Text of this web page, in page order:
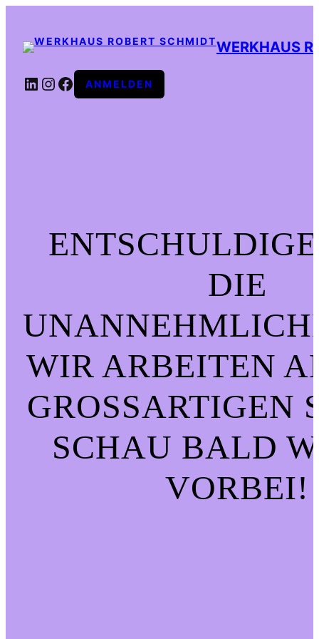
WERKHAUS
LINKEDIN
INSTAGRAM
FACEBOOK
ANMELDEN
DIE
WIR ARBEITEN
GROSSARTIGEN
CHAU BALD
ORBEI!